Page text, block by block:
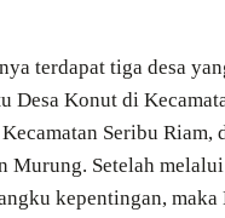
terdapat tiga desa
Desa Konut di
Seribu Riam,
Murung. Setelah
kepentingan, maka